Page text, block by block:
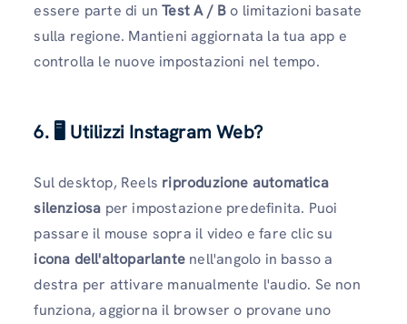
essere parte di unTest A / Bo limitazioni basate
sulla regione. Mantieni aggiornata la tua app e
controlla le nuove impostazioni nel tempo.
6. 🖥️ Utilizzi Instagram Web?
Sul desktop, Reels riproduzione automatica
silenziosa per impostazione predefinita. Puoi
passare il mouse sopra il video e fare clic su
icona dell'altoparlante nell'angolo in basso a
destra per attivare manualmente l'audio. Se non
funziona, aggiorna il browser o provane uno